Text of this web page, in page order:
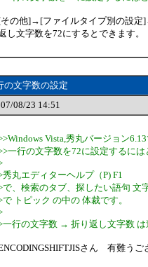
の他]→[ファイルタイプ別の設
し文字数を72にするとできます。
の文字数の設定
08/23 14:51
Vista,秀丸バージョン6.13
一行の文字数を72に設定するに
秀丸エディターヘルプ（P) F1
で、検索のタブ、探したい語句 文
で トピック の中の 体裁です。
一行の文字数 → 折り返し文字数
さん 有難うご